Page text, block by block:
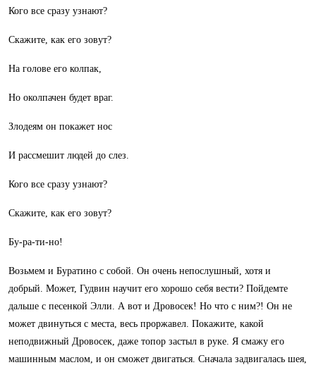
Кого все сразу узнают?
Скажите, как его зовут?
На голове его колпак,
Но околпачен будет враг.
Злодеям он покажет нос
И рассмешит людей до слез.
Кого все сразу узнают?
Скажите, как его зовут?
Бу-ра-ти-но!
Возьмем и Буратино с собой. Он очень непослушный, хотя и
добрый. Может, Гудвин научит его хорошо себя вести? Пойдемте
дальше с песенкой Элли. А вот и Дровосек! Но что с ним?! Он не
может двинуться с места, весь проржавел. Покажите, какой
неподвижный Дровосек, даже топор застыл в руке. Я смажу его
машинным маслом, и он сможет двигаться. Сначала задвигалась шея,